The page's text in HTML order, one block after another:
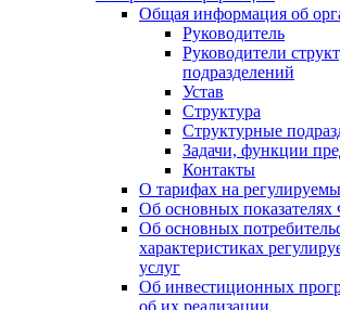
Общая информация об
Руководитель
Руководители
подразделений
Устав
Структура
Структурные
Задачи, функции
Контакты
О тарифах на
Об основных
Об основных
характеристиках
услуг
Об инвестиционных
об их реализации